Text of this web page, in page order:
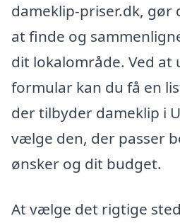
dameklip-priser.dk, gør
at finde og
dit lokalområde. Ved at
formular kan du få en
der tilbyder dameklip i
vælge den, der passer
ønsker og dit budget.
At vælge det rigtige